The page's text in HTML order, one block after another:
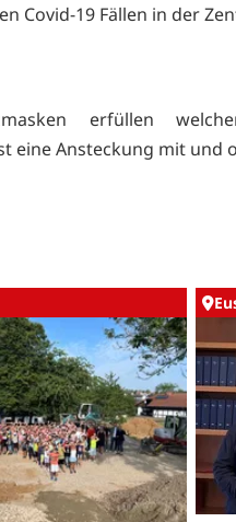
Covid-19 Fällen in der
erfüllen
eine Ansteckung mit und